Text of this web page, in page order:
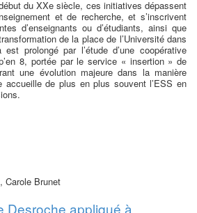
du XXe siècle, ces initiatives dépassent
et de recherche, et s’inscrivent
d’enseignants ou d’étudiants, ainsi que
de la place de l’Université dans
prolongé par l’étude d’une coopérative
8, portée par le service « insertion » de
une évolution majeure dans la manière
accueille de plus en plus souvent l’ESS en
Carole Brunet
Desroche appliqué à